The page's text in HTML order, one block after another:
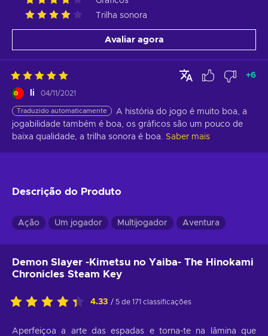
Trilha sonora
Avaliar agora
li 04/11/2021
+6
Traduzido automaticamente
A história do jogo é muito boa, a
jogabilidade também é boa, os gráficos são um pouco de
baixa qualidade, a trilha sonora é boa.
Saber mais
Descrição do Produto
Ação Um jogador Multijogador Aventura
Demon Slayer -Kimetsu no Yaiba- The Hinokami
Chronicles Steam Key
4.33 / 5 de 171 classificações
Aperfeiçoa a arte das espadas e torna-te na lâmina que